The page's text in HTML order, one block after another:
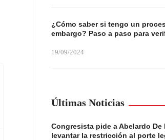
¿Cómo saber si tengo un
embargo? Paso a paso para
19/09/2024
Últimas Noticias
Congresista pide a Abelardo De
levantar la restricción al porte